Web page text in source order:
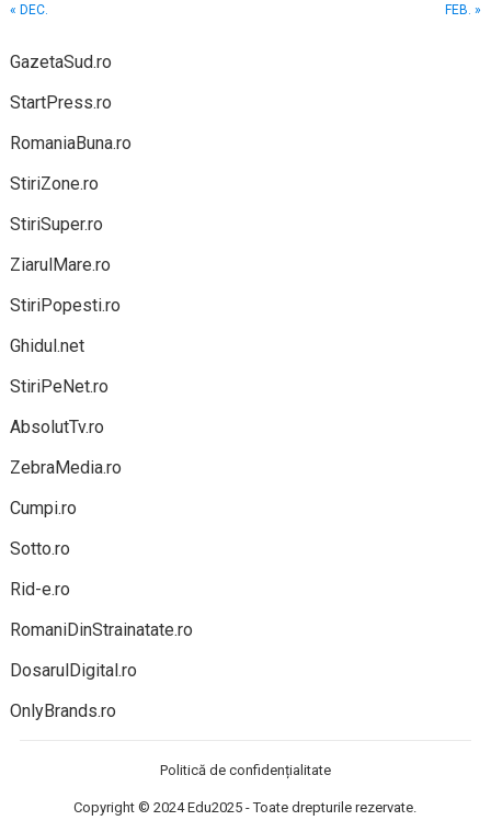
« DEC.
FEB. »
GazetaSud.ro
StartPress.ro
RomaniaBuna.ro
StiriZone.ro
StiriSuper.ro
ZiarulMare.ro
StiriPopesti.ro
Ghidul.net
StiriPeNet.ro
AbsolutTv.ro
ZebraMedia.ro
Cumpi.ro
Sotto.ro
Rid-e.ro
RomaniDinStrainatate.ro
DosarulDigital.ro
OnlyBrands.ro
Politică de confidențialitate
Copyright © 2024Edu2025 - Toate drepturile rezervate.